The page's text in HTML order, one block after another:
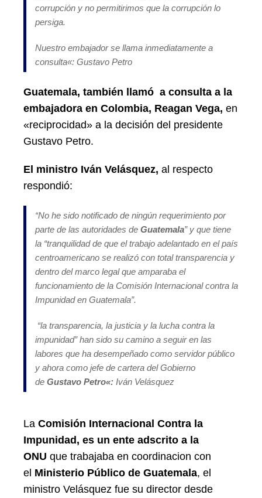
corrupción y no permitirimos que la corrupción lo
persiga.
Nuestro embajador se llama inmediatamente a
consulta«: Gustavo Petro
Guatemala, también llamó a consulta a la
embajadora en Colombia, Reagan Vega, en
«reciprocidad» a la decisión del presidente
Gustavo Petro.
El ministro Iván Velásquez, al respecto
respondió:
“No he sido notificado de ningún requerimiento por
parte de las autoridades de Guatemala” y que tiene
la “tranquilidad de que el trabajo adelantado en el país
centroamericano se realizó con total transparencia y
dentro del marco legal que amparaba el
funcionamiento de la Comisión Internacional contra la
Impunidad en Guatemala”.
“la transparencia, la justicia y la lucha contra la
impunidad” han sido su camino a seguir en las
labores que ha desempeñado como servidor público
y ahora como jefe de cartera del Gobierno
de Gustavo Petro«: Iván Velásquez
La Comisión Internacional Contra la
Impunidad, es un ente adscrito a la
ONU que trabajaba en coordinacion con
el Ministerio Público de Guatemala, el
ministro Velásquez fue su director desde